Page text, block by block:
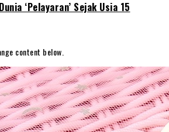
‘Pelayaran’ Sejak Usia 15
content below.